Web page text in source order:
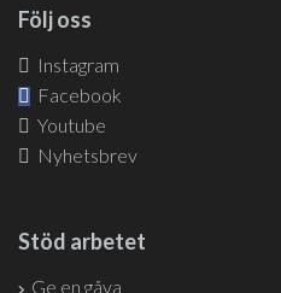
Följ oss
Instagram
Facebook
Youtube
Nyhetsbrev
Stöd arbetet
Ge en gåva